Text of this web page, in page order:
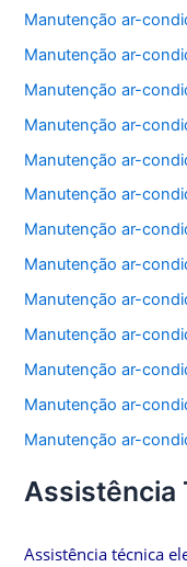
Manutenção ar-
Manutenção ar-
Manutenção ar-
Manutenção ar-
Manutenção ar-
Manutenção ar-
Manutenção ar-
Manutenção ar-
Manutenção ar-
Manutenção ar-
Manutenção ar-
Manutenção ar-
Manutenção ar-
Assistência
Assistência técnica